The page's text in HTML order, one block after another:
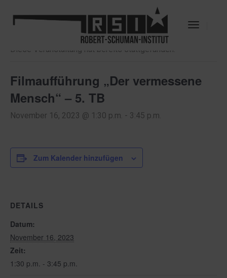
Toggle
« Alle Veranstaltungen
Diese Veranstaltung hat bereits stattgefunden.
Filmaufführung „Der vermessene
Mensch“ – 5. TB
November 16, 2023 @ 1:30 p.m. - 3:45 p.m.
Zum Kalender hinzufügen
DETAILS
Datum:
November 16, 2023
Zeit:
1:30 p.m. - 3:45 p.m.